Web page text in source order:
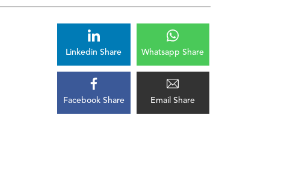
Linkedin Share Whatsapp Share
Facebook Share Email Share